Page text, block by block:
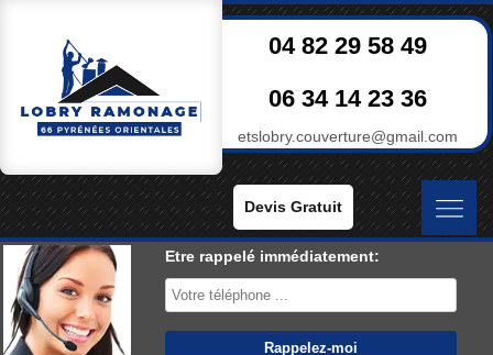
04 82 29 58 49
06 34 14 23 36
etslobry.couverture@gmail.com
Devis Gratuit
Etre rappelé immédiatement: